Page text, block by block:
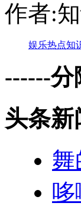
作者:
娱乐热点知
------分
头条新
舞
哆